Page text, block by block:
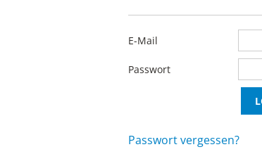
E-Mail
Passwort
Passwort vergessen?